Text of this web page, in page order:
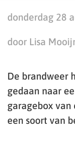
donderdag 28
door Lisa
De brandweer
gedaan naar
garagebox van
een soort van